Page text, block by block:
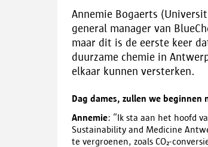
Annemie Bogaerts
general manager van
maar dit is de eerste keer
duurzame chemie in
elkaar kunnen versterken.
Dag dames, zullen we beginnen
Annemie: “Ik sta aan het hoofd
Sustainability and Medicine
te vergroenen, zoals CO₂-